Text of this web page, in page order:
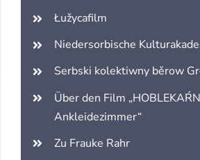
Łužycafilm
Niedersorbische
Serbski kolektiwny běrow
Über den Film
Ankleidezimmer“
Zu Frauke Rahr